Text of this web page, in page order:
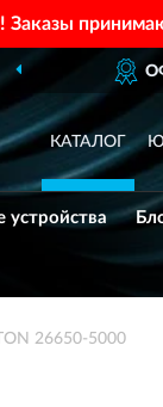
Заказы
КАТАЛОГ
устройства
26650-5000